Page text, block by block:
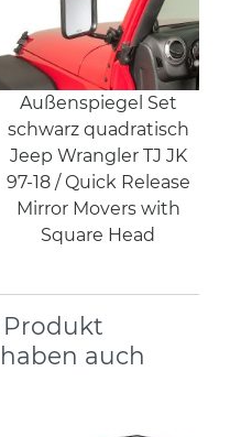
Außenspiegel Set
schwarz quadratisch
Jeep Wrangler TJ JK
97-18 / Quick Release
Mirror Movers with
Square Head
Produkt
auch